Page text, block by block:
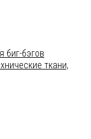
биг-бэгов
ткани,